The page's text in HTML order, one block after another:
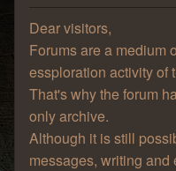
Dear visitors,
Forums are a medium
essploration activity of
That's why the forum
only archive.
Although it is still
messages, writing